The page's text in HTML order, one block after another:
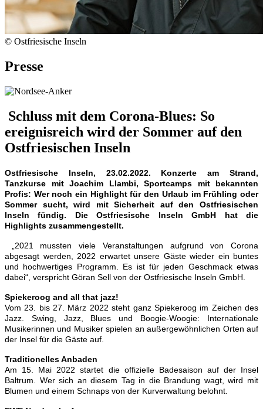
© Ostfriesische Inseln
Presse
Schluss mit dem Corona-Blues: So
ereignisreich wird der Sommer auf den
Ostfriesischen Inseln
Ostfriesische Inseln, 23.02.2022. Konzerte am Strand,
Tanzkurse mit Joachim Llambi, Sportcamps mit bekannten
Profis: Wer noch ein Highlight für den Urlaub im Frühling oder
Sommer sucht, wird mit Sicherheit auf den Ostfriesischen
Inseln fündig. Die Ostfriesische Inseln GmbH hat die
Highlights zusammengestellt.
„2021 mussten viele Veranstaltungen aufgrund von Corona
abgesagt werden, 2022 erwartet unsere Gäste wieder ein buntes
und hochwertiges Programm. Es ist für jeden Geschmack etwas
dabei“, verspricht Göran Sell von der Ostfriesische Inseln GmbH.
Spiekeroog and all that jazz!
Vom 23. bis 27. März 2022 steht ganz Spiekeroog im Zeichen des
Jazz. Swing, Jazz, Blues und Boogie-Woogie: Internationale
Musikerinnen und Musiker spielen an außergewöhnlichen Orten auf
der Insel für die Gäste auf.
Traditionelles Anbaden
Am 15. Mai 2022 startet die offizielle Badesaison auf der Insel
Baltrum. Wer sich an diesem Tag in die Brandung wagt, wird mit
Blumen und einem Schnaps von der Kurverwaltung belohnt.